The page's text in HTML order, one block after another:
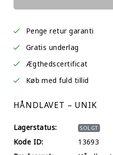
Penge retur garanti
Gratis underlag
Ægthedscertificat
Køb med fuld tillid
HÅNDLAVET – UNIK
Lagerstatus: SOLGT
Kode ID:
13693